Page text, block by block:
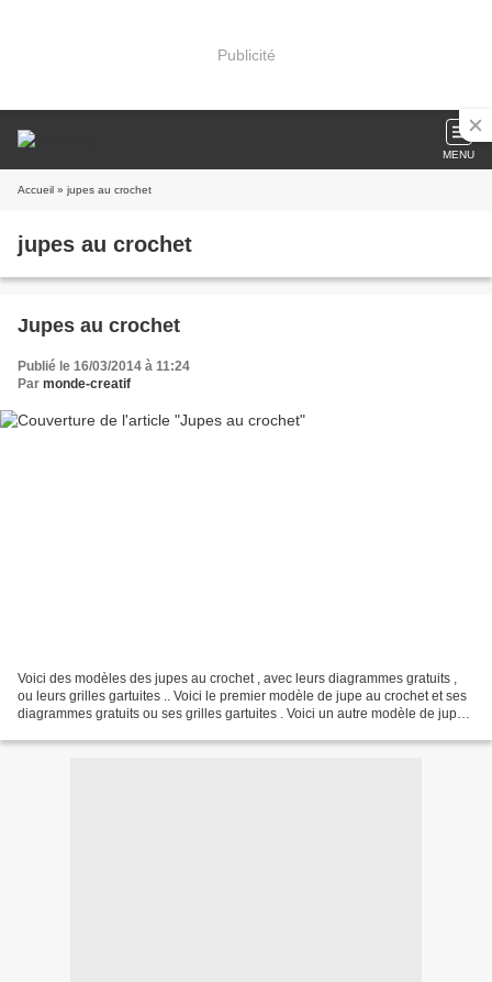
Publicité
MENU
Accueil » jupes au crochet
jupes au crochet
Jupes au crochet
Publié le 16/03/2014 à 11:24
Par monde-creatif
Voici des modèles des jupes au crochet , avec leurs diagrammes gratuits ,
ou leurs grilles gartuites .. Voici le premier modèle de jupe au crochet et ses
diagrammes gratuits ou ses grilles gartuites . Voici un autre modèle de jupe